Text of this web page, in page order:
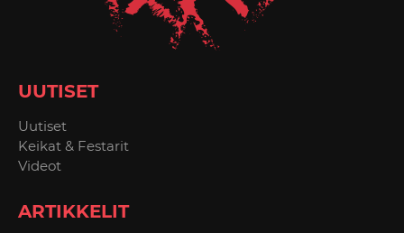
UUTISET
Uutiset
Keikat & Festarit
Videot
ARTIKKELIT